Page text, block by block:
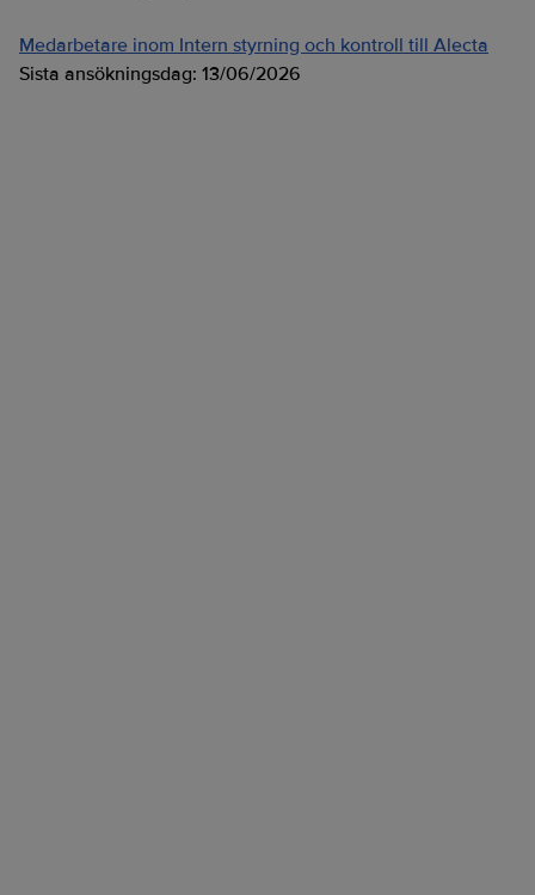
Medarbetare inom Intern styrning och kontroll till Alecta
Sista ansökningsdag: 13/06/2026